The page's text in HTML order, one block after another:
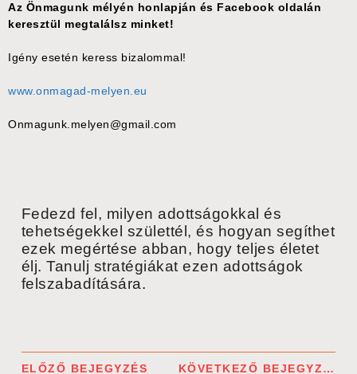
Az Önmagunk mélyén honlapján és Facebook oldalán
keresztül megtalálsz minket!
Igény esetén keress bizalommal!
www.onmagad-melyen.eu
Onmagunk.melyen@gmail.com
Fedezd fel, milyen adottságokkal és
tehetségekkel születtél, és hogyan segíthet
ezek megértése abban, hogy teljes életet
élj. Tanulj stratégiákat ezen adottságok
felszabadítására.
ELŐZŐ BEJEGYZÉS KÖVETKEZŐ BEJEGYZÉS